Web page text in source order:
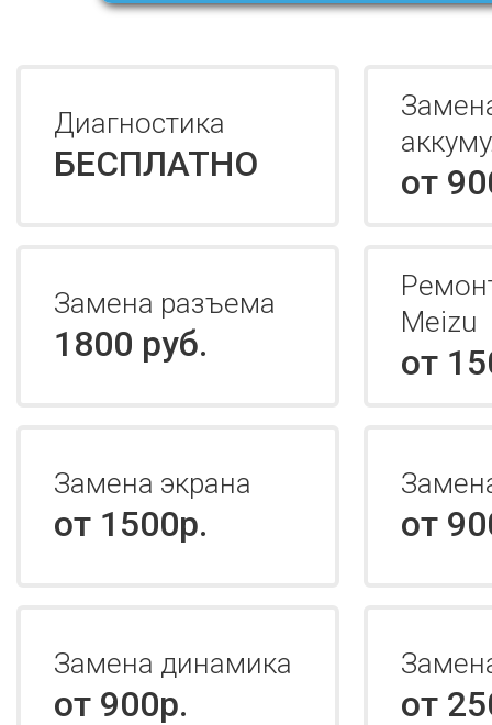
Диагностика
БЕСПЛАТНО от
Замена разъема
1800 руб.
Meizu
от
Замена экрана
от 1500р. от
Замена динамика
от 900р. от